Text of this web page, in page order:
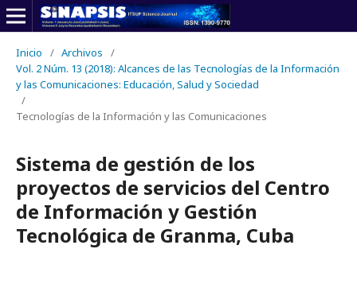
Inicio / Archivos
/
Vol. 2 Núm. 13 (2018): Alcances de las Tecnologías de la Información
y las Comunicaciones: Educación, Salud y Sociedad
/
Tecnologías de la Información y las Comunicaciones
Sistema de gestión de los
proyectos de servicios del Centro
de Información y Gestión
Tecnológica de Granma, Cuba